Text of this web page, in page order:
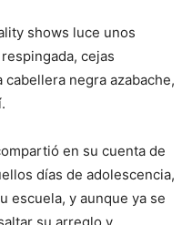
shows luce unos
cejas
negra azabache,
en su cuenta de
días de adolescencia,
escuela, y aunque ya se